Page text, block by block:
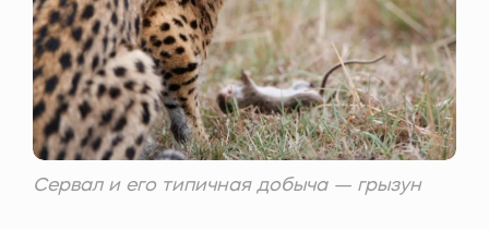
Сервал и его типичная добыча — грызун